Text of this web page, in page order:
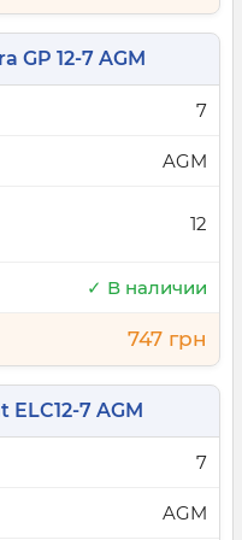
для
аккумуляторы
температурам и
AGM-
к морозам и
условиях. Но
действительно
Они компактны,
GP 12-7 AGM
7
AGM
12
✓ В наличии
747 грн
7 AGM
7
AGM